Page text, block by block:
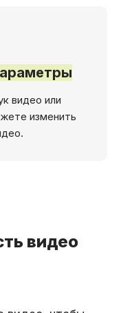
видео или
изменить
видео